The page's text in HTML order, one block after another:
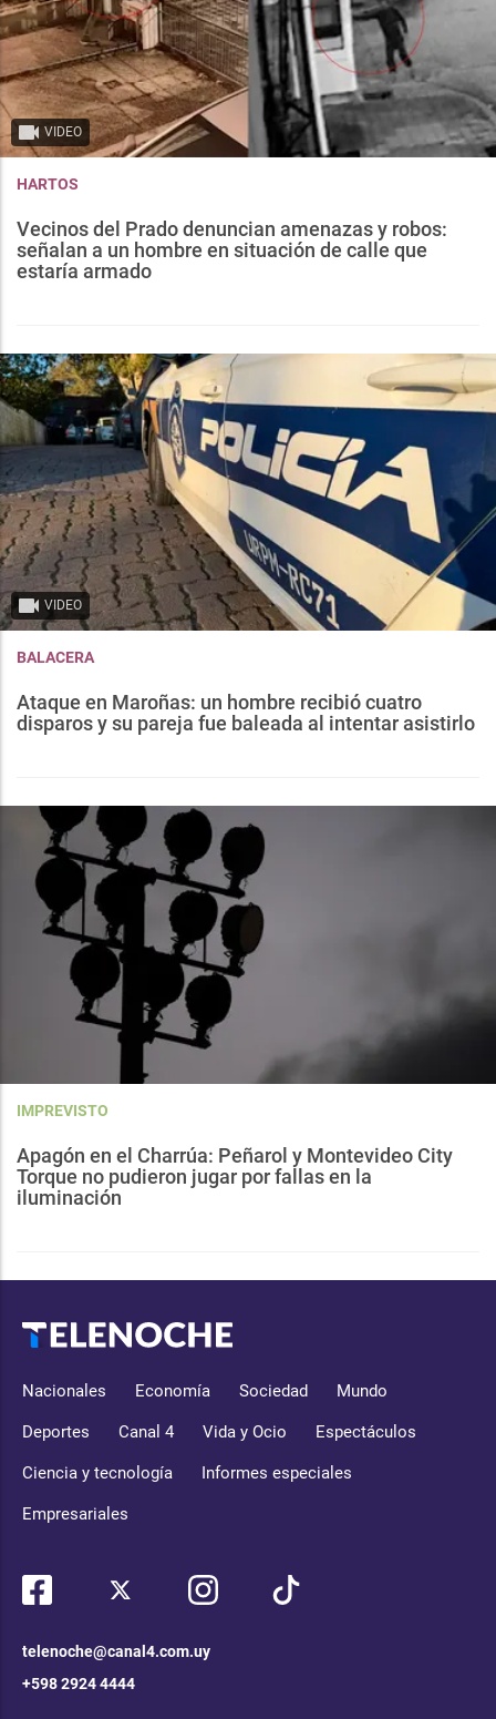
VIDEO
HARTOS
Vecinos del Prado denuncian amenazas y robos:
señalan a un hombre en situación de calle que
estaría armado
VIDEO
BALACERA
Ataque en Maroñas: un hombre recibió cuatro
disparos y su pareja fue baleada al intentar asistirlo
IMPREVISTO
Apagón en el Charrúa: Peñarol y Montevideo City
Torque no pudieron jugar por fallas en la
iluminación
Nacionales Economía Sociedad Mundo
Deportes Canal 4 Vida y Ocio Espectáculos
Ciencia y tecnología Informes especiales
Empresariales
telenoche@canal4.com.uy
+598 2924 4444